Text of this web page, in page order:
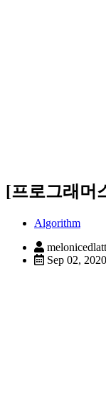
[프로그래머
Algorithm
Sep 02, 2020